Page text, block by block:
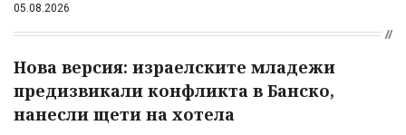
05.08.2026
Нова версия: израелските младежи
предизвикали конфликта в Банско,
нанесли щети на хотела